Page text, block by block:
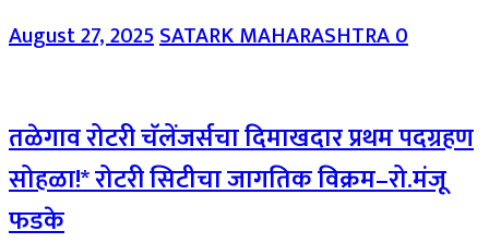
August 27, 2025SATARK MAHARASHTRA0
तळेगाव रोटरी चॅलेंजर्सचा दिमाखदार प्रथम पदग्रहण
सोहळा!* रोटरी सिटीचा जागतिक विक्रम–रो.मंजू
फडके